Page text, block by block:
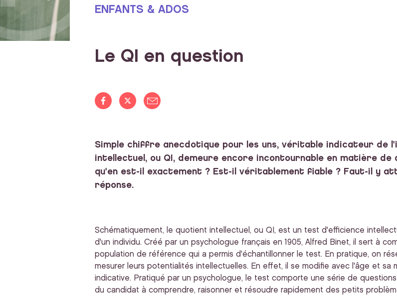
ENFANTS & ADOS
Le QI en question
Simple chiffre anecdotique pour les uns, véritable indicateur de
intellectuel, ou QI, demeure encore incontournable en matière
qu'en est-il exactement ? Est-il véritablement fiable ? Faut-il y
réponse.
Schématiquement, le quotient intellectuel, ou QI, est un test d'efficience
d'un individu. Créé par un psychologue français en 1905, Alfred Binet, il sert à
population de référence qui a permis d'échantillonner le test. En pratique, on
mesurer leurs potentialités intellectuelles. En effet, il se modifie avec l'âge et sa
indicative. Pratiqué par un psychologue, le test comporte une série de
du candidat à comprendre, raisonner et résoudre rapidement des petits